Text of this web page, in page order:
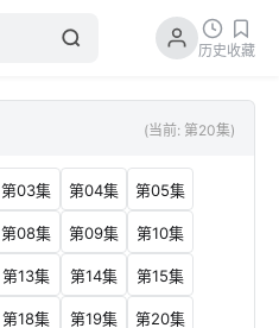
历史收藏
(当前: 第20集)
第03集 第04集 第05集
第08集 第09集 第10集
第13集 第14集 第15集
第18集 第19集 第20集